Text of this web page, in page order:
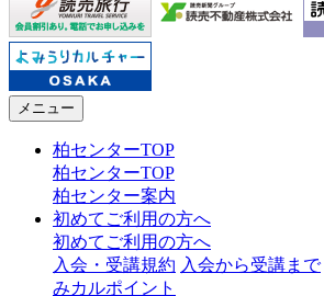
メニュー
柏センターTOP
柏センターTOP
柏センター案内
初めてご利用の方へ
初めてご利用の方へ
入会・受講規約 入会から受講まで
みカルポイント